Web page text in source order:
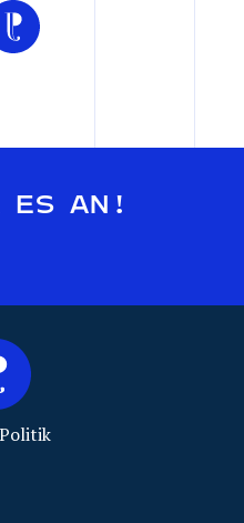
ES AN!